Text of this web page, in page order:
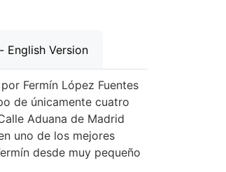
English Version
Fermín López Fuentes
de únicamente cuatro
Aduana de Madrid
uno de los mejores
desde muy pequeño